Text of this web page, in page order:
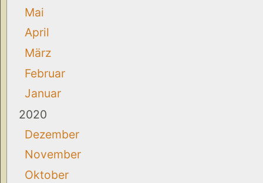
Mai
April
März
Februar
Januar
2020
Dezember
November
Oktober